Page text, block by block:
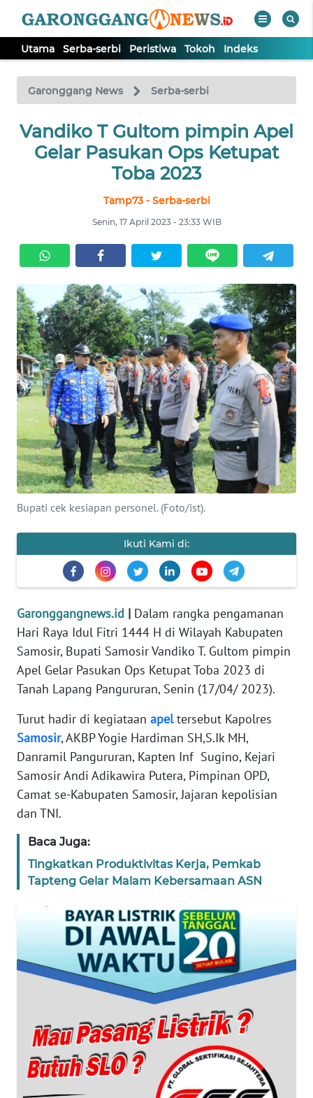
Utama Serba-serbi Peristiwa Tokoh Indeks
Garonggang News Serba-serbi
Vandiko T Gultom pimpin Apel
Gelar Pasukan Ops Ketupat
Toba 2023
Tamp73 - Serba-serbi
Senin, 17 April 2023 - 23:33 WIB
Bupati cek kesiapan personel. (Foto/ist).
Ikuti Kami di:
Garonggangnews.id | Dalam rangka pengamanan
Hari Raya Idul Fitri 1444 H di Wilayah Kabupaten
Samosir, Bupati Samosir Vandiko T. Gultom pimpin
Apel Gelar Pasukan Ops Ketupat Toba 2023 di
Tanah Lapang Pangururan, Senin (17/04/ 2023).
Turut hadir di kegiataan apeltersebut Kapolres
Samosir, AKBP Yogie Hardiman SH,S.Ik MH,
Danramil Pangururan, Kapten Inf Sugino, Kejari
Samosir Andi Adikawira Putera, Pimpinan OPD,
Camat se-Kabupaten Samosir, Jajaran kepolisian
dan TNI.
Baca Juga:
Tingkatkan Produktivitas Kerja, Pemkab
Tapteng Gelar Malam Kebersamaan ASN
Tutup
UTAMA
TOKOH
Informasi
INDEKS
BERITA
KONTAK
KAMI
INFO
IKLAN
TENTANG
PEDOMAN
KARIR
DISCLAIMER
Wahana
News
Regional
WN
SUMUT
JAKARTA
WN
WN
KEPRI